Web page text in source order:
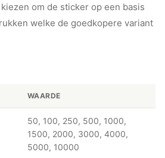
om de sticker op een basis
welke de goedkopere variant
WAARDE
50, 100, 250, 500, 1000,
1500, 2000, 3000, 4000,
5000, 10000